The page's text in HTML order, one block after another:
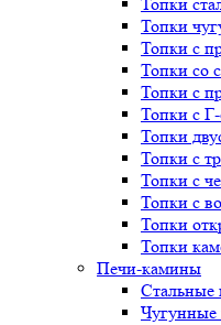
Топки
Топки с
Топки со
Топки с
Топки с
Топки
Топки с
Топки с
Топки с
Топки
Топки
Печи-камины
Стальные
Чугунные